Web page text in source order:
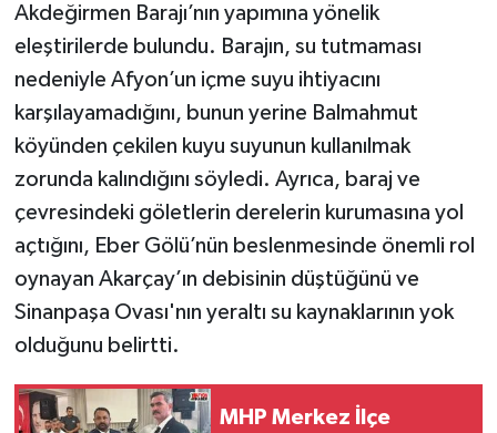
Akdeğirmen Barajı’nın yapımına yönelik
eleştirilerde bulundu. Barajın, su tutmaması
nedeniyle Afyon’un içme suyu ihtiyacını
karşılayamadığını, bunun yerine Balmahmut
köyünden çekilen kuyu suyunun kullanılmak
zorunda kalındığını söyledi. Ayrıca, baraj ve
çevresindeki göletlerin derelerin kurumasına yol
açtığını, Eber Gölü’nün beslenmesinde önemli rol
oynayan Akarçay’ın debisinin düştüğünü ve
Sinanpaşa Ovası'nın yeraltı su kaynaklarının yok
olduğunu belirtti.
MHP Merkez İlçe